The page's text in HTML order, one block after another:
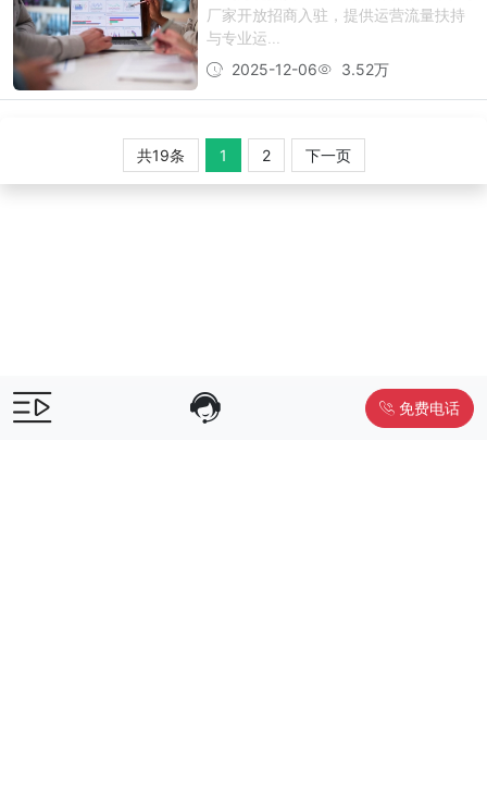
厂家开放招商入驻，提供运营流量扶持
与专业运...
2025-12-06
3.52万
共19条 1 2 下一页
免费电话